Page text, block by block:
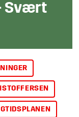
Svært